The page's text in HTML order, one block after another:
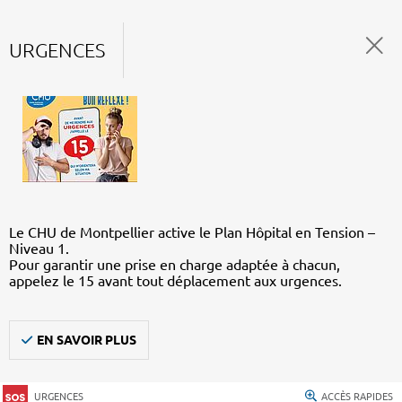
URGENCES
Le CHU de Montpellier active le Plan Hôpital en Tension –
Niveau 1.
Pour garantir une prise en charge adaptée à chacun,
appelez le 15 avant tout déplacement aux urgences.
EN SAVOIR PLUS
URGENCES ACCÈS RAPIDES